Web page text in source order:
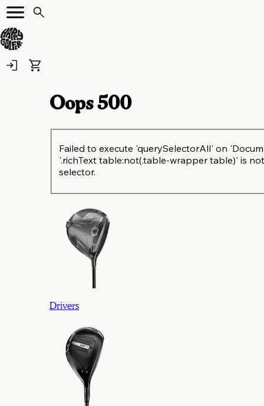
Oops500
Failed to execute 'querySelectorAll' on
'.richText table:not(.table-wrapper table)' is
selector.
Drivers